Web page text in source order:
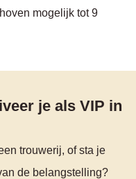
mogelijk tot 9
je als VIP in
trouwerij, of sta je
de belangstelling?